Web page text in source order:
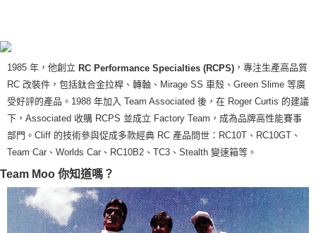
1985 年，他創立 RC Performance Specialties (RCPS) ，專注生產高品質
RC 改裝件，包括鈦合金拉桿、轉軸、Mirage SS 車殼、Green Slime 等廣
受好評的產品。1988 年加入 Team Associated 後，在 Roger Curtis 的建議
下，Associated 收購 RCPS 並成立 Factory Team，成為品牌高性能賽事
部門。Cliff 的技術參與促成多款經典 RC 產品問世：RC10T、RC10GT、
Team Car、Worlds Car、RC10B2、TC3、Stealth 變速箱等。
Team Moo 你知道嗎？